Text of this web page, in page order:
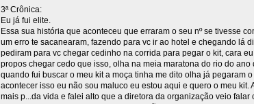
3ª Crônica:
Eu já fui elite.
Essa sua história que aconteceu que erraram o seu nº se tivesse
um erro te sacanearam, fazendo para vc ir ao hotel e chegando lá
pediram para vc chegar cedinho na corrida para pegar o kit, cara
propos chegar cedo que isso, olha na meia maratona do rio do ano
quando fui buscar o meu kit a moça tinha me dito olha já pegaram
acontecer isso eu não sou maluco eu estou aqui e quero o meu kit.
mais p...da vida e falei alto que a diretora da organização veio